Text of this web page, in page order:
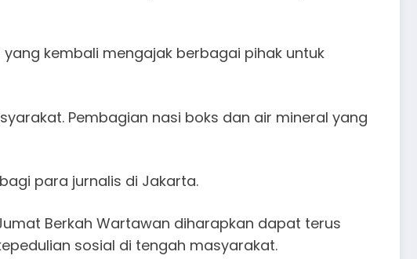
kembali mengajak berbagai pihak untuk
Pembagian nasi boks dan air mineral yang
para jurnalis di Jakarta.
Berkah Wartawan diharapkan dapat terus
sosial di tengah masyarakat.